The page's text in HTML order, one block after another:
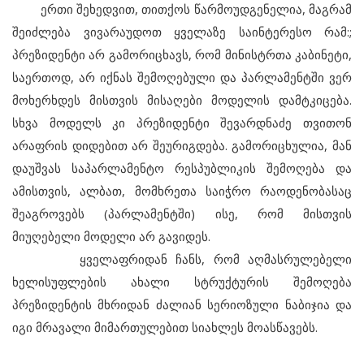
ერთი შეხედვით, თითქოს წარმოუდგენელია, მაგრამ
შეიძლება ვივარაუდოთ ყველაზე საინტერესო რამ:;
პრეზიდენტი არ გამორიცხავს, რომ მინისტრთა კაბინეტი,
საერთოდ, არ იქნას შემოღებული და პარლამენტში ვერ
მოხერხდეს მისთვის მისაღები მოდელის დამტკიცება.
სხვა მოდელს კი პრეზიდენტი შევარდნაძე თვითონ
არაფრის დიდებით არ შეურიგდება. გამორიცხულია, მან
დაუშვას საპარლამენტო რესპუბლიკის შემოღება და
ამისთვის, ალბათ, მომხრეთა საიჭრო რაოდენობასაც
შეაგროვებს (პარლამენტში) ისე, რომ მისთვის
მიუღებელი მოდელი არ გავიდეს.
ყველაფრიდან ჩანს, რომ აღმასრულებელი
ხელისუფლების ახალი სტრუქტურის შემოღება
პრეზიდენტის მხრიდან ძალიან სერიოზული ნაბიჯია და
იგი მრავალი მიმართულებით სიახლეს მოასწავებს.